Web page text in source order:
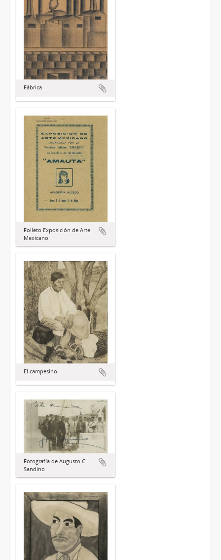
Fábrica
Folleto Exposición de Arte
Mexicano
El campesino
Fotografía de Augusto C
Sandino